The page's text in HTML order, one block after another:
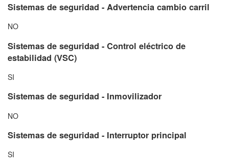
Sistemas de seguridad - Advertencia cambio carril
NO
Sistemas de seguridad - Control eléctrico de
estabilidad (VSC)
SI
Sistemas de seguridad - Inmovilizador
NO
Sistemas de seguridad - Interruptor principal
SI